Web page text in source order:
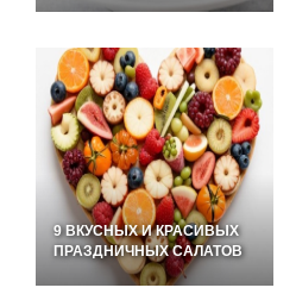
9 ВКУСНЫХ И КРАСИВЫХ
ПРАЗДНИЧНЫХ САЛАТОВ